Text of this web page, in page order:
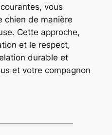
vous
chien de manière
Cette approche,
et le respect,
durable et
et votre compagnon